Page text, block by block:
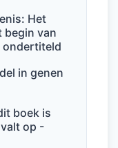
Het
begin van
ondertiteld
in genen
boek is
op -